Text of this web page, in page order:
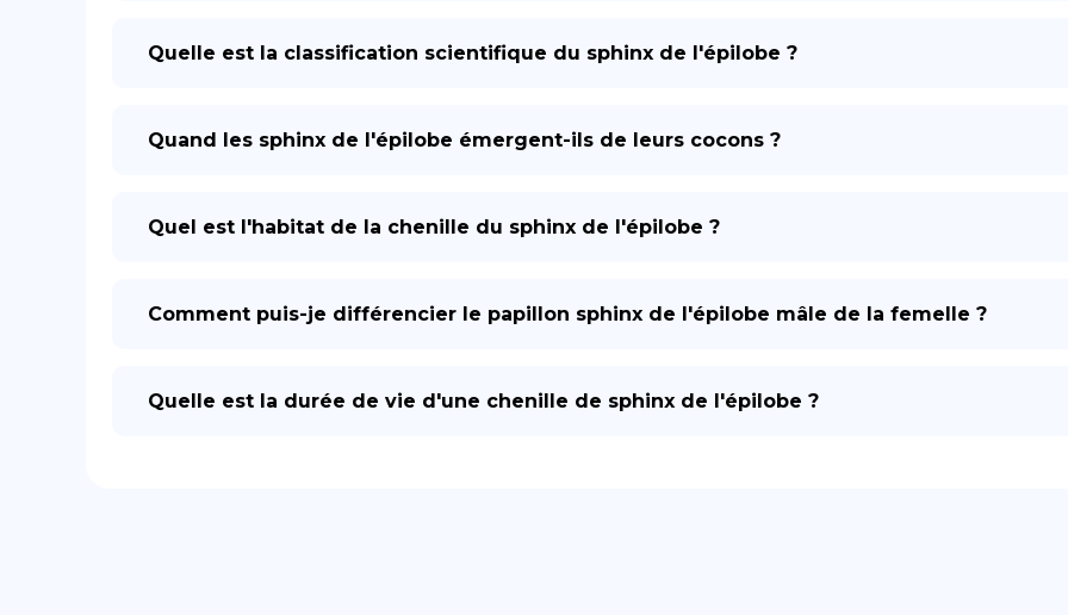
Quelle est la classification scientifique du sphinx de l'épilobe ?
Quand les sphinx de l'épilobe émergent-ils de leurs cocons ?
Quel est l'habitat de la chenille du sphinx de l'épilobe ?
Comment puis-je différencier le papillon sphinx de l'épilobe mâle de la femelle ?
Quelle est la durée de vie d'une chenille de sphinx de l'épilobe ?